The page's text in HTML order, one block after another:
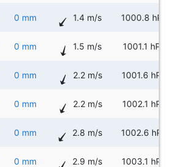
0 mm 1.4 m/s 1000.8 hPa
0 mm 1.5 m/s 1001.1 hPa
0 mm 2.2 m/s 1001.6 hPa
0 mm 2.2 m/s 1002.1 hPa
0 mm 2.8 m/s 1002.6 hPa
0 mm 2.9 m/s 1003.1 hPa